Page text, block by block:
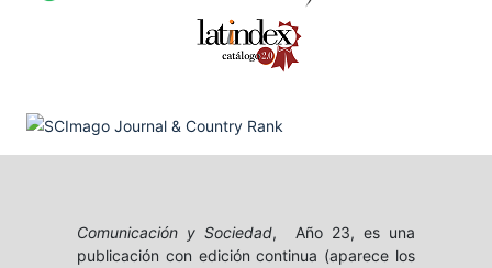
Comunicación y Sociedad, Año 23, es una
publicación con edición continua (aparece los